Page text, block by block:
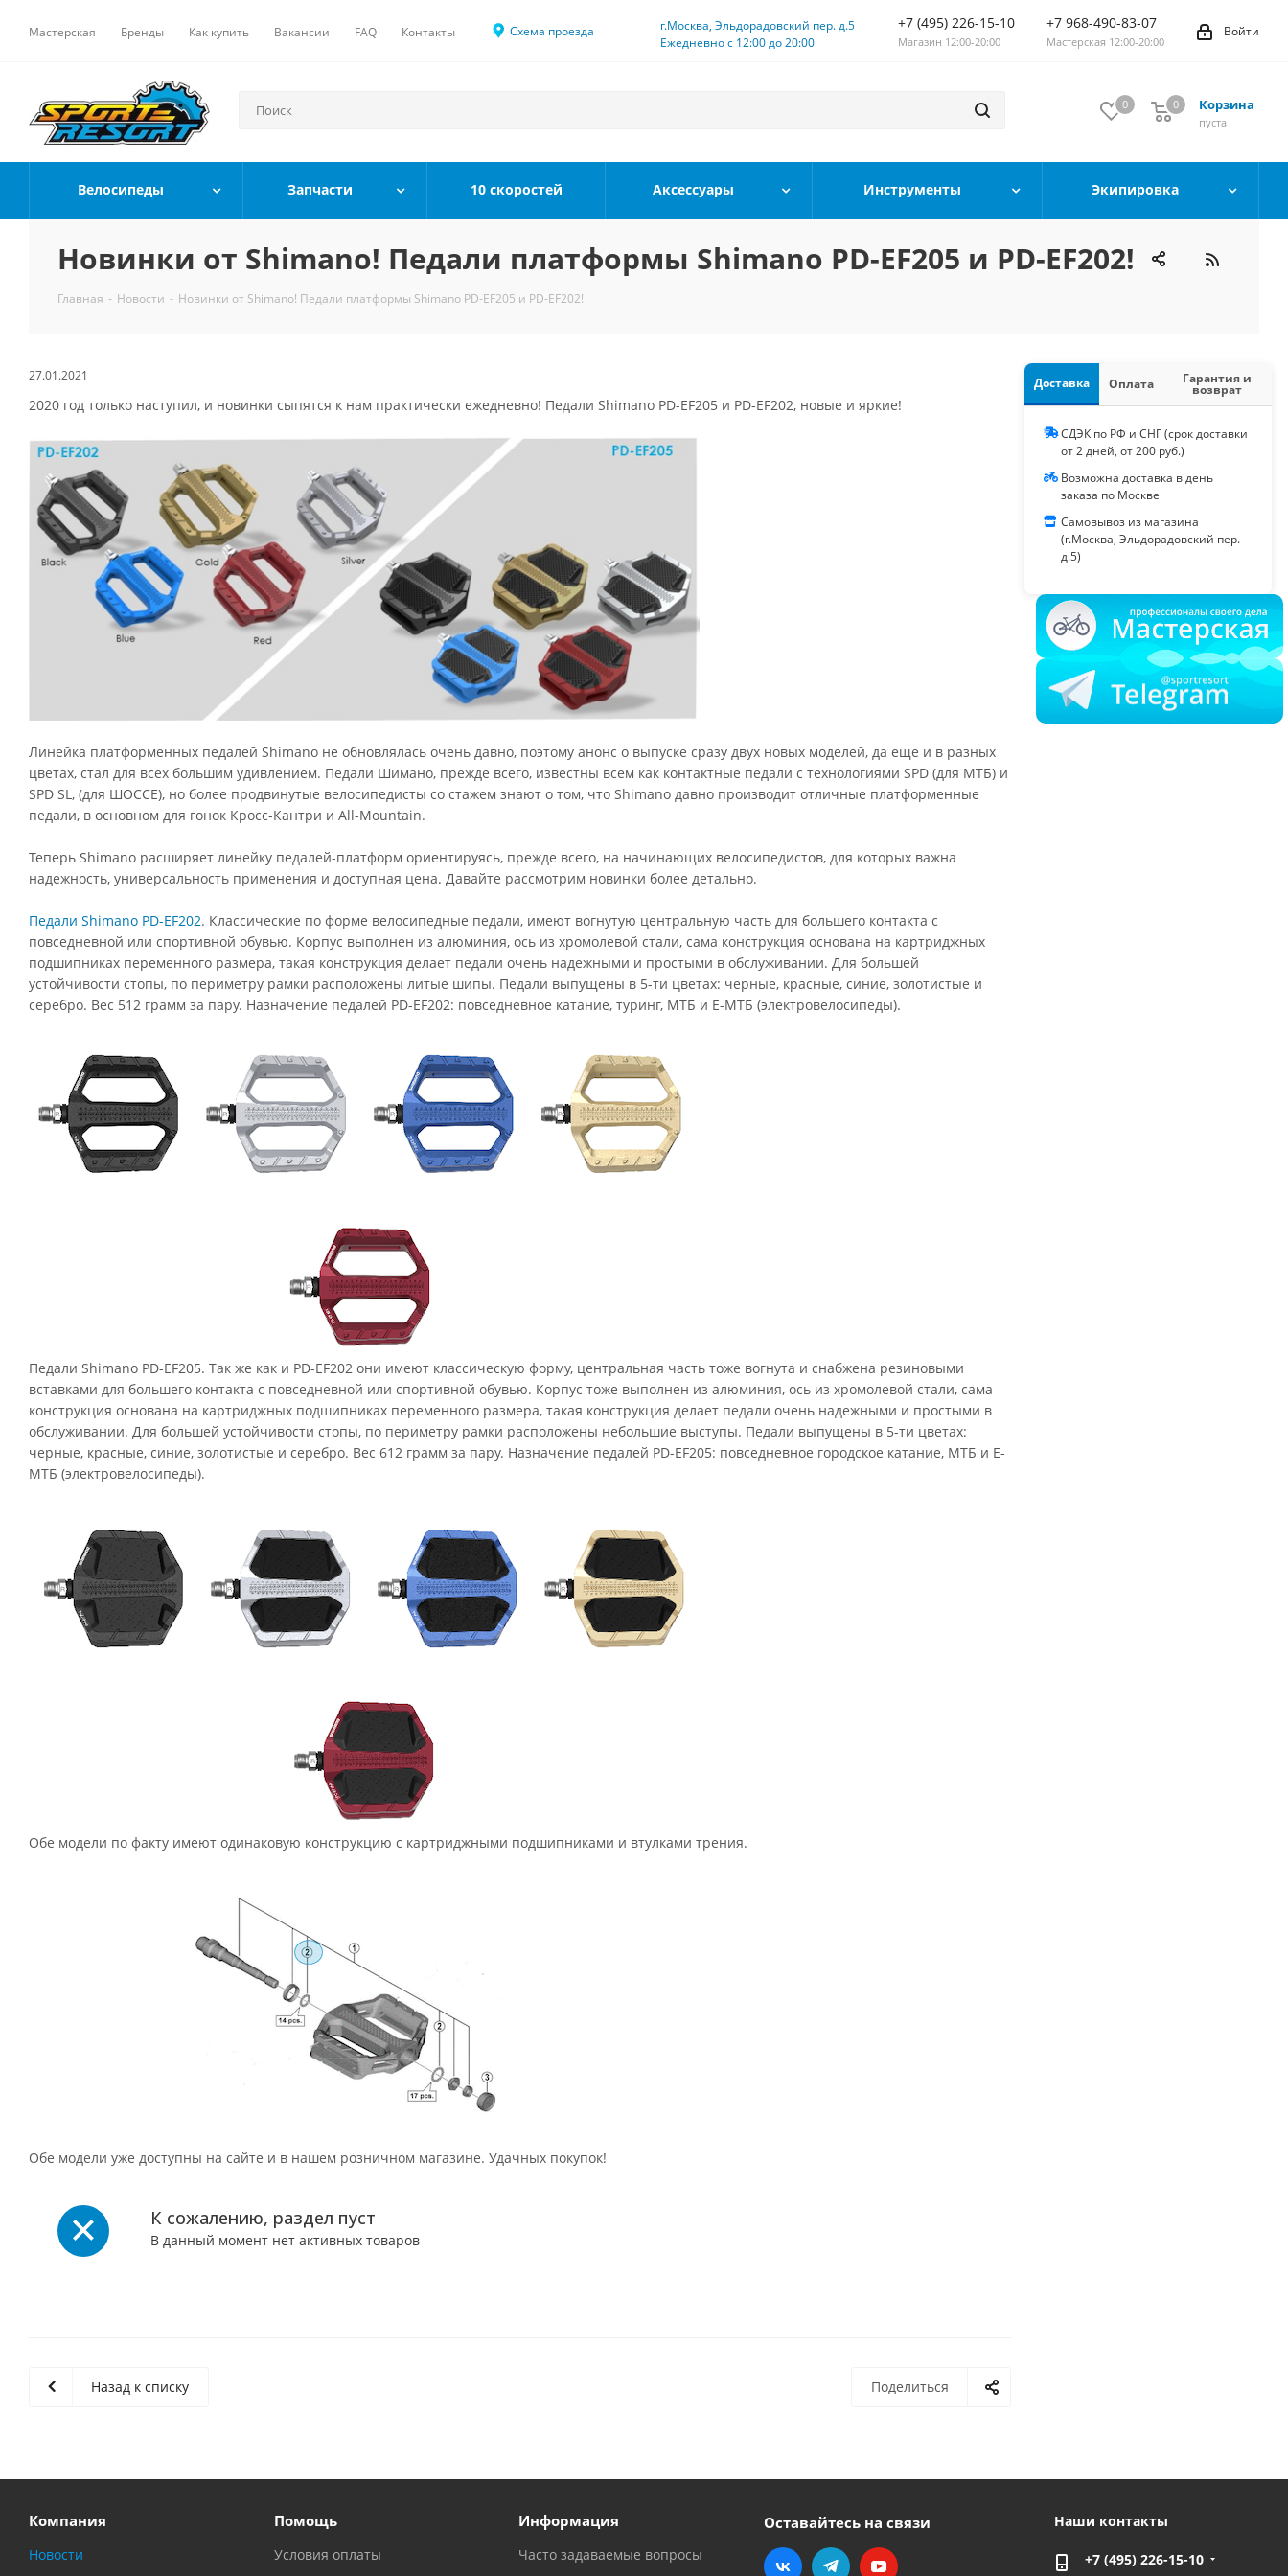
Мастерская Бренды Как купить Вакансии FAQ Контакты Схема проезда
г.Москва, Эльдорадовский пер. д.5
Ежедневно с 12:00 до 20:00
+7 (495) 226-15-10
Магазин 12:00-20:00
+7 968-490-83-07
Мастерская 12:00-20:00
Войти
0 Корзина
0
пуста
0
Велосипеды Запчасти 10 скоростей Аксессуары Инструменты Экипировка
Новинки от Shimano! Педали платформы Shimano PD-EF205 и PD-EF202!
Главная - Новости - Новинки от Shimano! Педали платформы Shimano PD-EF205 и PD-EF202!
27.01.2021
2020 год только наступил, и новинки сыпятся к нам практически ежедневно! Педали Shimano PD-EF205 и PD-EF202, новые и яркие!
Линейка платформенных педалей Shimano не обновлялась очень давно, поэтому анонс о выпуске сразу двух новых моделей, да еще и в разных
цветах, стал для всех большим удивлением. Педали Шимано, прежде всего, известны всем как контактные педали с технологиями SPD (для МТБ) и
SPD SL, (для ШОССЕ), но более продвинутые велосипедисты со стажем знают о том, что Shimano давно производит отличные платформенные
педали, в основном для гонок Кросс-Кантри и All-Mountain.
Теперь Shimano расширяет линейку педалей-платформ ориентируясь, прежде всего, на начинающих велосипедистов, для которых важна
надежность, универсальность применения и доступная цена. Давайте рассмотрим новинки более детально.
Педали Shimano PD-EF202. Классические по форме велосипедные педали, имеют вогнутую центральную часть для большего контакта с
повседневной или спортивной обувью. Корпус выполнен из алюминия, ось из хромолевой стали, сама конструкция основана на картриджных
подшипниках переменного размера, такая конструкция делает педали очень надежными и простыми в обслуживании. Для большей
устойчивости стопы, по периметру рамки расположены литые шипы. Педали выпущены в 5-ти цветах: черные, красные, синие, золотистые и
серебро. Вес 512 грамм за пару. Назначение педалей PD-EF202: повседневное катание, туринг, МТБ и Е-МТБ (электровелосипеды).
Педали Shimano PD-EF205. Так же как и PD-EF202 они имеют классическую форму, центральная часть тоже вогнута и снабжена резиновыми
вставками для большего контакта с повседневной или спортивной обувью. Корпус тоже выполнен из алюминия, ось из хромолевой стали, сама
конструкция основана на картриджных подшипниках переменного размера, такая конструкция делает педали очень надежными и простыми в
обслуживании. Для большей устойчивости стопы, по периметру рамки расположены небольшие выступы. Педали выпущены в 5-ти цветах:
черные, красные, синие, золотистые и серебро. Вес 612 грамм за пару. Назначение педалей PD-EF205: повседневное городское катание, МТБ и Е-
МТБ (электровелосипеды).
Обе модели по факту имеют одинаковую конструкцию с картриджными подшипниками и втулками трения.
Обе модели уже доступны на сайте и в нашем розничном магазине. Удачных покупок!
К сожалению, раздел пуст
В данный момент нет активных товаров
Поделиться
Назад к списку
Доставка Оплата Гарантия и
возврат
СДЭК по РФ и СНГ (срок доставки
от 2 дней, от 200 руб.)
Возможна доставка в день
заказа по Москве
Самовывоз из магазина
(г.Москва, Эльдорадовский пер.
д.5)
Компания
Новости
Помощь
Условия оплаты
Информация
Часто задаваемые вопросы
Оставайтесь на связи Наши контакты
+7 (495) 226-15-10